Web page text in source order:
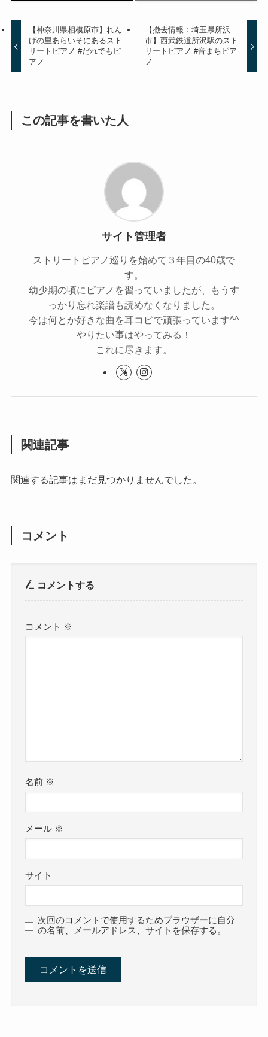
【神奈川県相模原市】れん
げの里あらいそにあるスト
リートピアノ #だれでもピ
アノ
【撤去情報：埼玉県所沢
市】西武鉄道所沢駅のスト
リートピアノ #音まちピア
ノ
この記事を書いた人
サイト管理者
ストリートピアノ巡りを始めて３年目の40歳で
す。
幼少期の頃にピアノを習っていましたが、もうす
っかり忘れ楽譜も読めなくなりました。
今は何とか好きな曲を耳コピで頑張っています^^
やりたい事はやってみる！
これに尽きます。
関連記事
関連する記事はまだ見つかりませんでした。
コメント
コメントする
コメント ※
名前 ※
メール ※
サイト
次回のコメントで使用するためブラウザーに自分
の名前、メールアドレス、サイトを保存する。